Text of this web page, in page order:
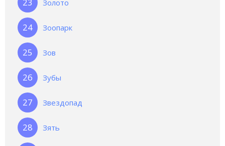
Золото
Зоопарк
Зов
Зубы
Звездопад
Зять